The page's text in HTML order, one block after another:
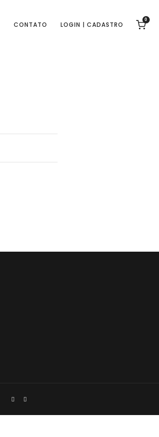
CONTATO LOGIN | CADASTRO
0